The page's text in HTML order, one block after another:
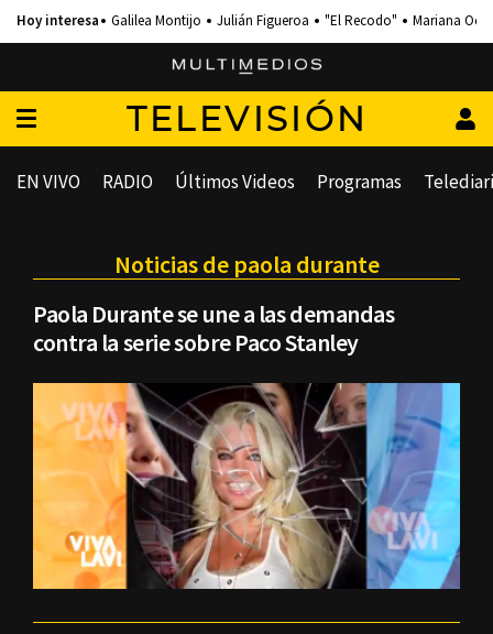
Galilea Montijo Julián Figueroa "El Recodo" Mariana
TELEVISIÓN
EN VIVO RADIO Últimos Videos Programas
Noticias de paola durante
Paola Durante se une a las demandas
contra la serie sobre Paco Stanley